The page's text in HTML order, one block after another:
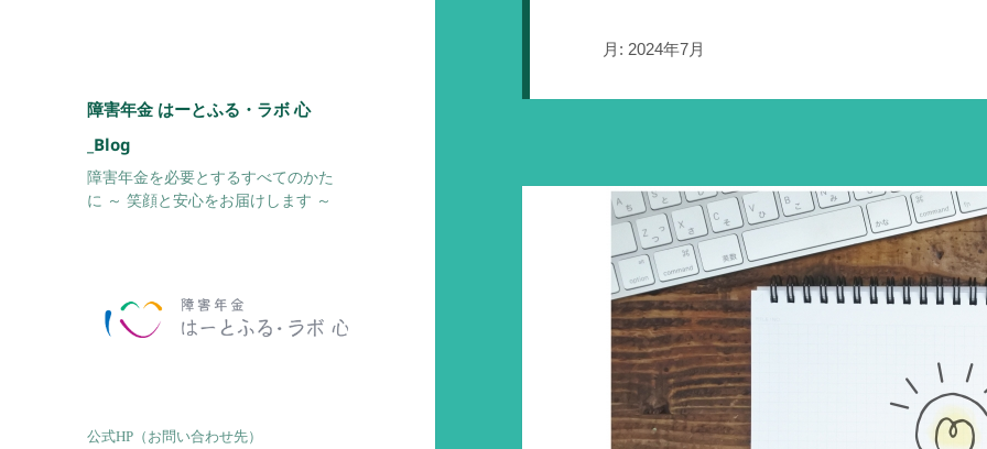
障害年金 はーとふる・ラボ 心
_Blog
障害年金を必要とするすべてのかた
に ～ 笑顔と安心をお届けします ～
公式HP（お問い合わせ先）
月:2024年7月